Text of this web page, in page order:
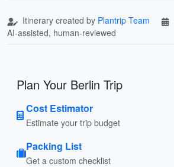
Itinerary created by Plantrip Team
AI-assisted, human-reviewed
Plan Your Berlin Trip
Cost Estimator
Estimate your trip budget
Packing List
Get a custom checklist